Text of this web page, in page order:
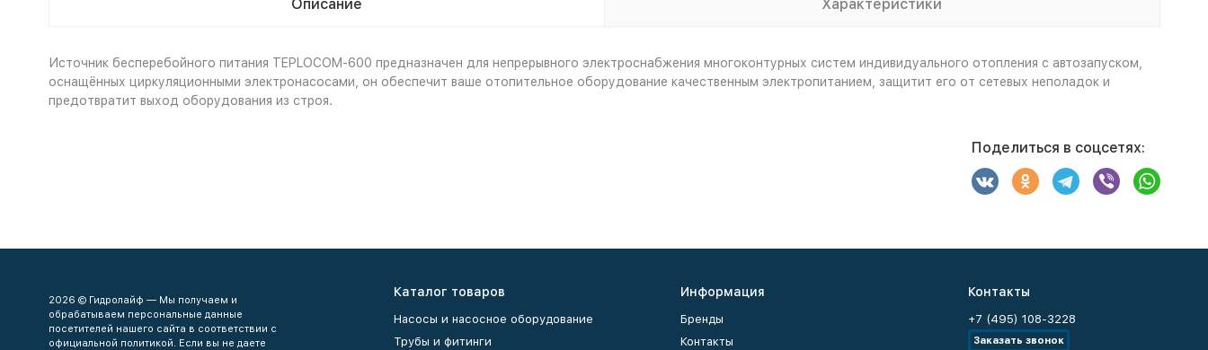
Описание Характеристики
Источник бесперебойного питания TEPLOCOM-600 предназначен для непрерывного электроснабжения многоконтурных систем индивидуального отопления с автозапуском,
оснащённых циркуляционными электронасосами, он обеспечит ваше отопительное оборудование качественным электропитанием, защитит его от сетевых неполадок и
предотвратит выход оборудования из строя.
Поделиться в соцсетях:
2026 © Гидролайф — Мы получаем и
обрабатываем персональные данные
посетителей нашего сайта в соответствии с
официальной политикой. Если вы не даете
Каталог товаров
Насосы и насосное оборудование
Трубы и фитинги
Информация
Бренды
Контакты
Контакты
+7 (495) 108-3228
Заказать звонок